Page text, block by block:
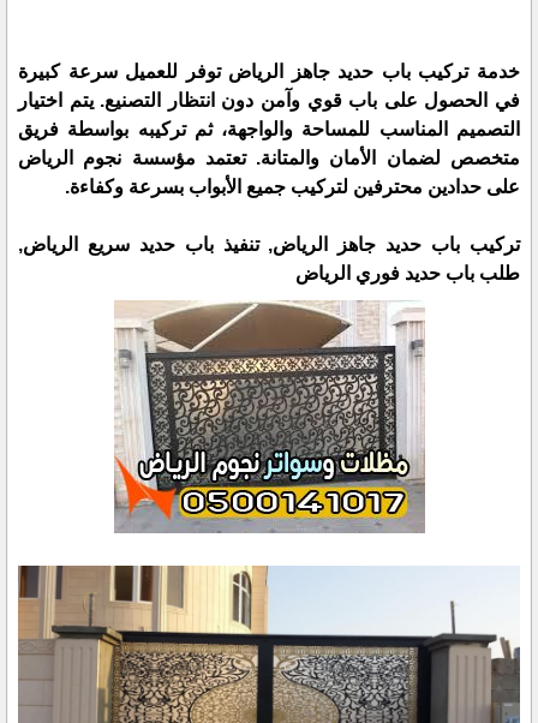
خدمة تركيب باب حديد جاهز الرياض توفر للعميل سرعة كبيرة
في الحصول على باب قوي وآمن دون انتظار التصنيع. يتم اختيار
التصميم المناسب للمساحة والواجهة، ثم تركيبه بواسطة فريق
متخصص لضمان الأمان والمتانة. تعتمد مؤسسة نجوم الرياض
على حدادين محترفين لتركيب جميع الأبواب بسرعة وكفاءة.
تركيب باب حديد جاهز الرياض, تنفيذ باب حديد سريع الرياض,
طلب باب حديد فوري الرياض